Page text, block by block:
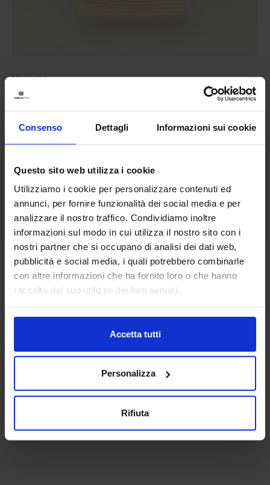
Consenso Dettagli Informazioni sui cookie
Questo sito web utilizza i cookie
Utilizziamo i cookie per personalizzare contenuti ed
annunci, per fornire funzionalità dei social media e per
analizzare il nostro traffico. Condividiamo inoltre
informazioni sul modo in cui utilizza il nostro sito con i
nostri partner che si occupano di analisi dei dati web,
pubblicità e social media, i quali potrebbero combinarle
con altre informazioni che ha fornito loro o che hanno
raccolto dal suo utilizzo dei loro servizi.
Accetta tutti
Personalizza
Rifiuta
Linea oro
Set 1+1 In Spugna Bruges
9,90€ Da 7,00€
Colori disponibili
PannaBiancoBlue